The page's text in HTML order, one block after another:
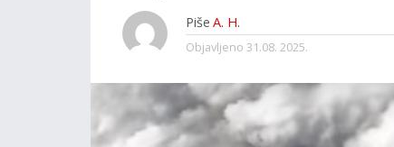
Piše A. H.
Objavljeno 31.08. 2025.